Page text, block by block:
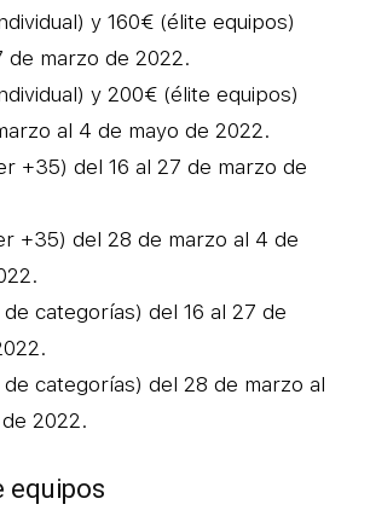
y 160€ (élite equipos)
de marzo de 2022.
y 200€ (élite equipos)
al 4 de mayo de 2022.
+35) del 16 al 27 de marzo de
+35) del 28 de marzo al 4 de
categorías) del 16 al 27 de
categorías) del 28 de marzo al
2022.
equipos